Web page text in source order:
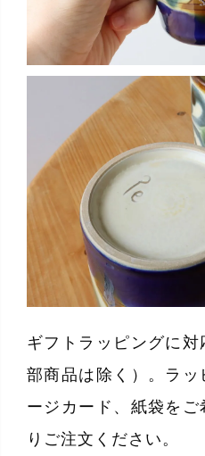
ギフトラッピングに
部商品は除く）。ラ
ージカード、紙袋をご
りご注文ください。